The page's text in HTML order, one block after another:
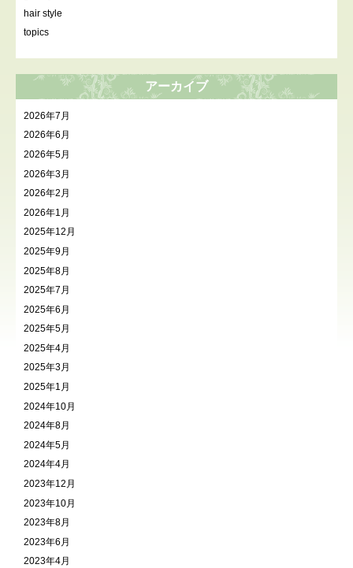
hair style
topics
アーカイブ
2026年7月
2026年6月
2026年5月
2026年3月
2026年2月
2026年1月
2025年12月
2025年9月
2025年8月
2025年7月
2025年6月
2025年5月
2025年4月
2025年3月
2025年1月
2024年10月
2024年8月
2024年5月
2024年4月
2023年12月
2023年10月
2023年8月
2023年6月
2023年4月